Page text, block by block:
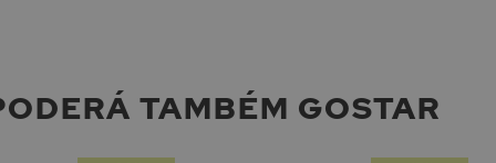
TAMBÉM GOSTAR